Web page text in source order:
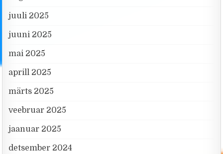
juuli 2025
juuni 2025
mai 2025
aprill 2025
märts 2025
veebruar 2025
jaanuar 2025
detsember 2024